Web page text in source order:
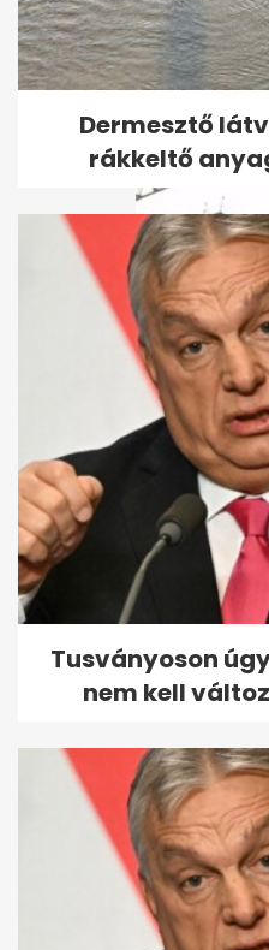
Orbán a
Videóval
Magyar
tüntetést
Dermesztő
rákkeltő
Tusványoson
nem kell